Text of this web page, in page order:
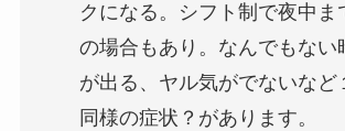
クになる。シフト制で夜中ま
の場合もあり。なんでもない
が出る、ヤル気がでないなど
同様の症状？があります。